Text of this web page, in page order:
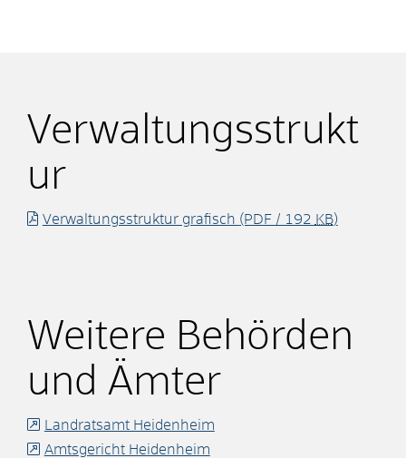
Verwaltungsstrukt
ur
Verwaltungsstruktur grafisch (PDF / 192 KB)
Weitere Behörden
und Ämter
Landratsamt Heidenheim
Amtsgericht Heidenheim